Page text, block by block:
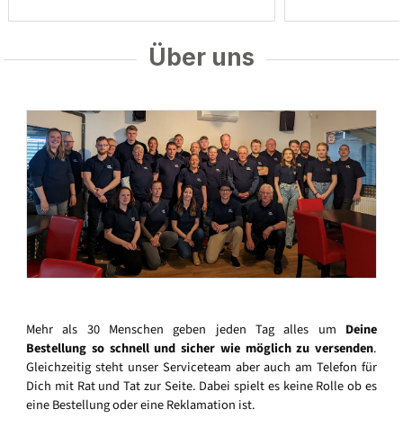
Über uns
Mehr als 30 Menschen geben jeden Tag alles um Deine
Bestellung so schnell und sicher wie möglich zu versenden.
Gleichzeitig steht unser Serviceteam aber auch am Telefon für
Dich mit Rat und Tat zur Seite. Dabei spielt es keine Rolle ob es
eine Bestellung oder eine Reklamation ist.